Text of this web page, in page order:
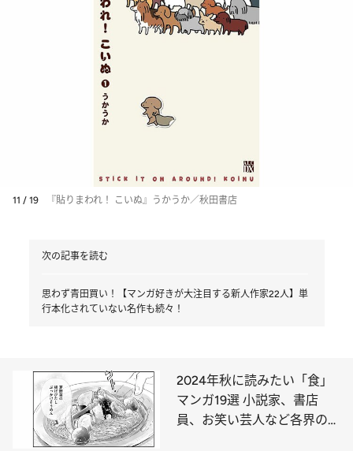
11 / 19 『貼りまわれ！ こいぬ』うかうか／秋田書店
次の記事を読む
思わず青田買い！【マンガ好きが大注目する新人作家22人】単
行本化されていない名作も続々！
2024年秋に読みたい「食」
マンガ19選 小説家、書店
員、お笑い芸人など各界のマ